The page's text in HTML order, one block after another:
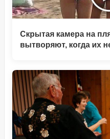
Скрытая камера на
вытворяют, когда их